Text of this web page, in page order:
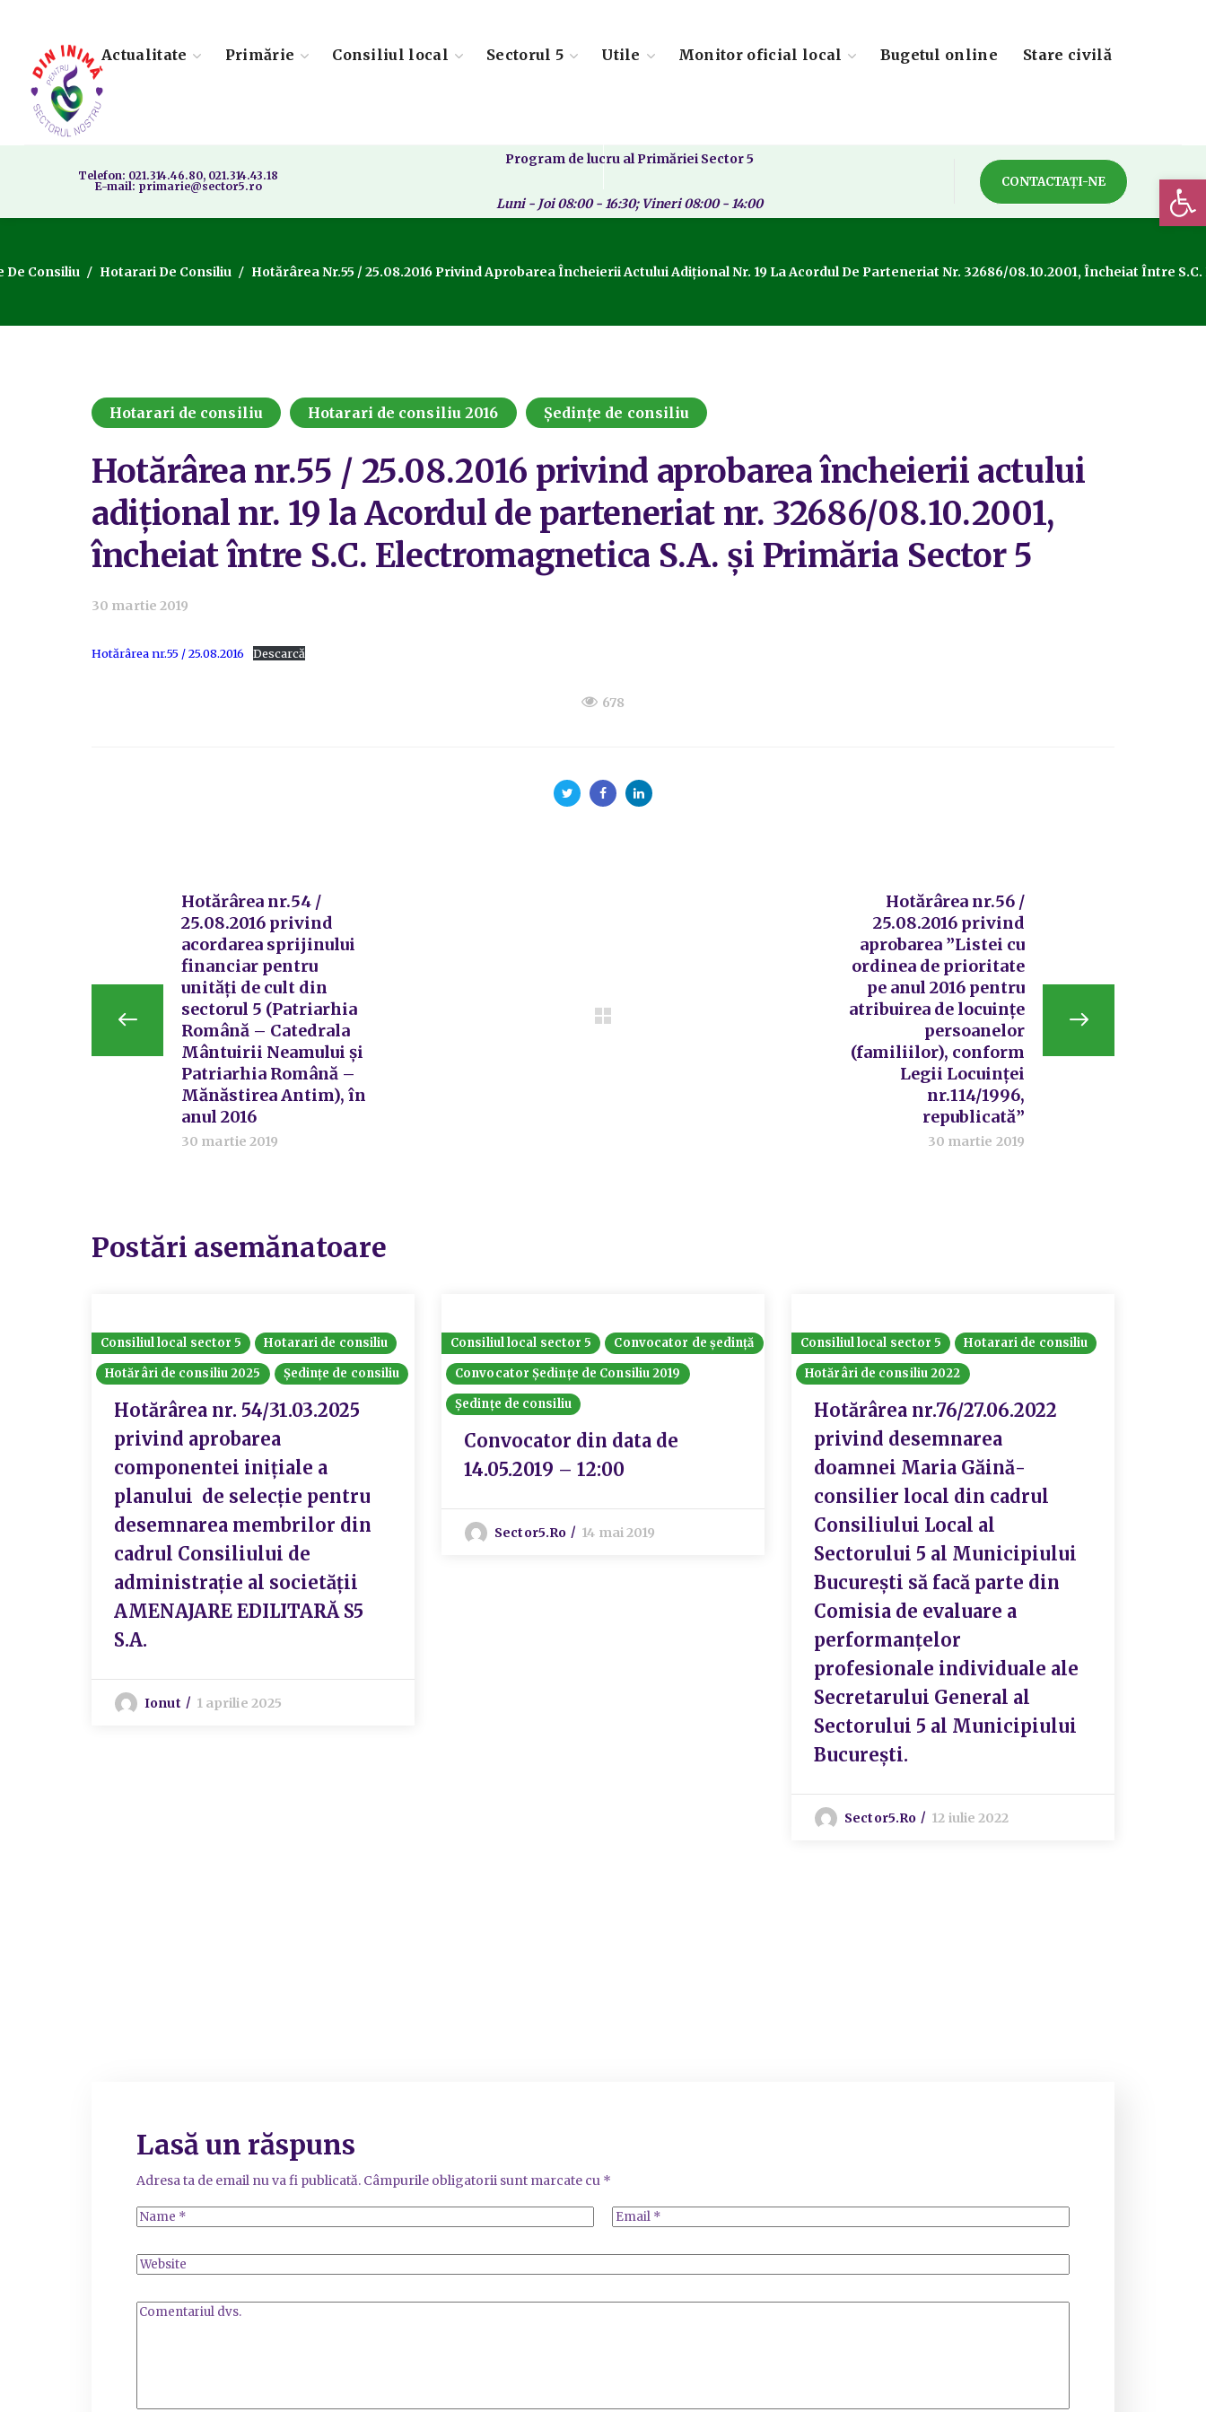
Actualitate Primărie Consiliul local Sectorul 5 Utile Monitor oficial local Bugetul online Stare civilă
Telefon: 021.314.46.80, 021.314.43.18
E-mail: primarie@sector5.ro
Program de lucru al Primăriei Sector 5
Luni - Joi 08:00 - 16:30; Vineri 08:00 - 14:00
CONTACTAȚI-NE
De Consiliu Hotarari De Consiliu Hotărârea Nr.55 / 25.08.2016 Privind Aprobarea Încheierii Actului Adiţional Nr. 19 La Acordul De Parteneriat Nr. 32686/08.10.2001, Încheiat Între
Hotarari de consiliu Hotarari de consiliu 2016 Ședințe de consiliu
Hotărârea nr.55 / 25.08.2016 privind aprobarea încheierii actului
adiţional nr. 19 la Acordul de parteneriat nr. 32686/08.10.2001,
încheiat între S.C. Electromagnetica S.A. și Primăria Sector 5
30 martie 2019
Hotărârea nr.55 / 25.08.2016 Descarcă
678
Hotărârea nr.54 /
25.08.2016 privind
acordarea sprijinului
financiar pentru
unităţi de cult din
sectorul 5 (Patriarhia
Română – Catedrala
Mântuirii Neamului și
Patriarhia Română –
Mănăstirea Antim), în
anul 2016
30 martie 2019
Hotărârea nr.56 /
25.08.2016 privind
aprobarea ”Listei cu
ordinea de prioritate
pe anul 2016 pentru
atribuirea de locuințe
persoanelor
(familiilor), conform
Legii Locuinței
nr.114/1996,
republicată”
30 martie 2019
Postări asemănatoare
Consiliul local sector 5
Hotarari de consiliu
Hotărâri de consiliu 2025
Ședințe de consiliu
Hotărârea nr. 54/31.03.2025
privind aprobarea
componentei inițiale a
planului de selecție pentru
desemnarea membrilor din
cadrul Consiliului de
administrație al societății
AMENAJARE EDILITARĂ S5
S.A.
Ionut 1 aprilie 2025
Consiliul local sector 5
Convocator de ședință
Convocator Ședințe de Consiliu 2019
Ședințe de consiliu
Convocator din data de
14.05.2019 – 12:00
Sector5.ro 14 mai 2019
Consiliul local sector 5
Hotarari de consiliu
Hotărâri de consiliu 2022
Hotărârea nr.76/27.06.2022
privind desemnarea
doamnei Maria Găină-
consilier local din cadrul
Consiliului Local al
Sectorului 5 al Municipiului
București să facă parte din
Comisia de evaluare a
performanțelor
profesionale individuale ale
Secretarului General al
Sectorului 5 al Municipiului
București.
Sector5.ro 12 iulie 2022
Lasă un răspuns
Adresa ta de email nu va fi publicată. Câmpurile obligatorii sunt marcate cu *